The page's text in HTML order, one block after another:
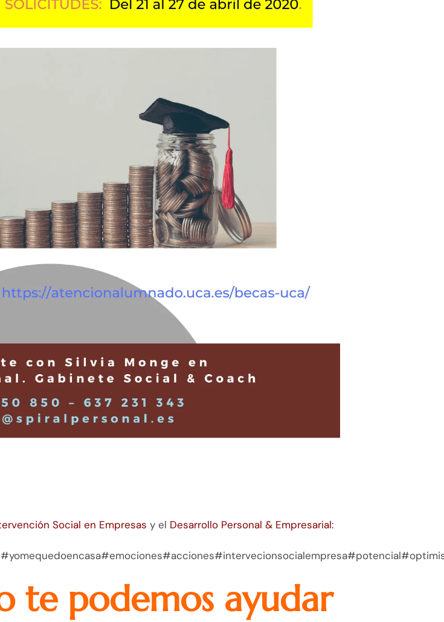
Social en Empresas y el Desarrollo Personal & Empresarial:
te podemos ayudar